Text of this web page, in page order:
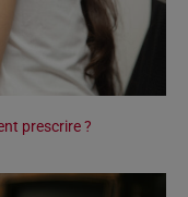
prescrire ?